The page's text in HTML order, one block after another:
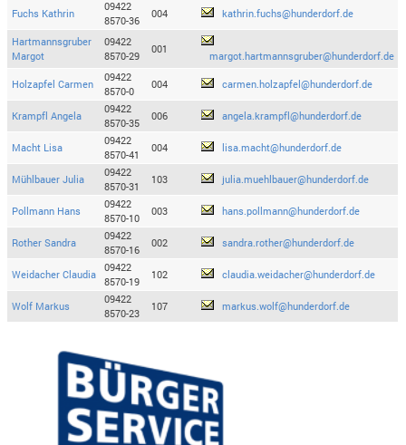
Fuchs Kathrin
09422
8570-36
004 kathrin.fuchs@hunderdorf.de
Hartmannsgruber
Margot
09422
8570-29
001
margot.hartmannsgruber@hunderdorf.de
Holzapfel Carmen
09422
8570-0
004 carmen.holzapfel@hunderdorf.de
Krampfl Angela
09422
8570-35
006 angela.krampfl@hunderdorf.de
Macht Lisa
09422
8570-41
004 lisa.macht@hunderdorf.de
Mühlbauer Julia
09422
8570-31
103 julia.muehlbauer@hunderdorf.de
Pollmann Hans
09422
8570-10
003 hans.pollmann@hunderdorf.de
Rother Sandra
09422
8570-16
002 sandra.rother@hunderdorf.de
Weidacher Claudia
09422
8570-19
102 claudia.weidacher@hunderdorf.de
Wolf Markus
09422
8570-23
107 markus.wolf@hunderdorf.de